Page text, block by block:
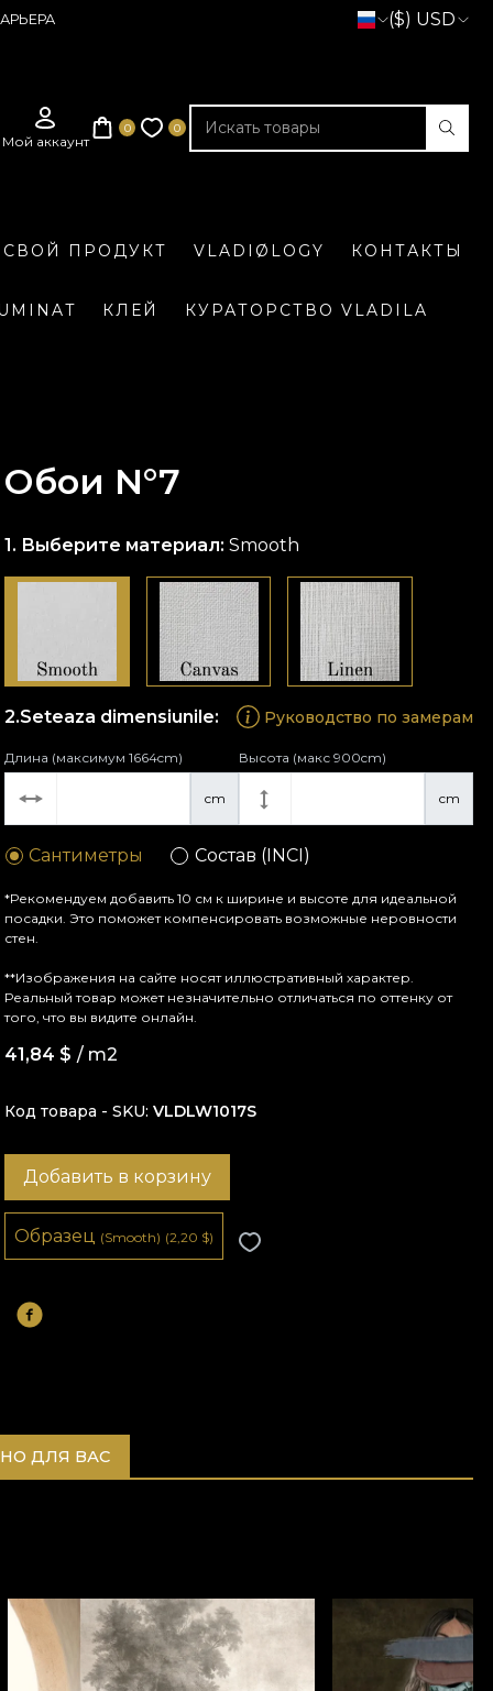
($) USD
СВОЙ ПРОДУКТ VLADIØLOGY КОНТАКТЫ
КЛЕЙ КУРАТОРСТВО VLADILA
Обои N°7
Выберите материал:Smooth
Seteaza dimensiunile: Руководство по замерам
cm
Длина (максимум 1664cm)
cm
Высота (макс 900cm)
Сантиметры Состав (INCI)
*Рекомендуем добавить 10 см к ширине и высоте для идеальной
посадки. Это поможет компенсировать возможные неровности
стен.
**Изображения на сайте носят иллюстративный характер.
Реальный товар может незначительно отличаться по оттенку от
того, что вы видите онлайн.
41,84 $ / m2
Код товара - SKU VLDLW1017S
Добавить в корзину
Образец (Smooth) (2,20 $)
ДЛЯ ВАС